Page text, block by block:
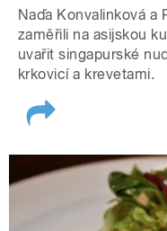
Naďa Konvalinková a
zaměřili na asijskou
uvařit singapurské
krkovicí a krevetami.